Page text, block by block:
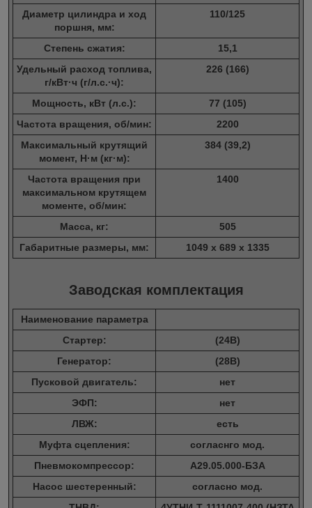
Диаметр цилиндра и ход
поршня, мм:
110/125
Степень сжатия:
15,1
Удельный расход топлива,
г/кВт·ч (г/л.с.·ч):
226 (166)
Мощность, кВт (л.с.):
77 (105)
Частота вращения, об/мин:
2200
Максимальный крутящий
момент, Н·м (кг·м):
384 (39,2)
Частота вращения при
максимальном крутящем
моменте, об/мин:
1400
Масса, кг:
505
Габаритные размеры, мм:
1049 х 689 х 1335
Заводская комплектация
Наименование параметра
Стартер:
(24В)
Генератор:
(28В)
Пусковой двигатель:
нет
ЭФП:
нет
ЛВЖ:
есть
Муфта сцепления:
согласнго мод.
Пневмокомпрессор:
А29.05.000-БЗА
Насос шестеренный:
согласно мод.